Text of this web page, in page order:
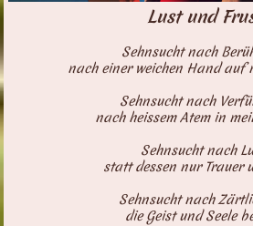
Lust und
Sehnsucht nach
nach einer weichen Hand auf
Sehnsucht nach
nach heissem Atem in
Sehnsucht nach
statt dessen nur Trauer
Sehnsucht nach
die Geist und Seele